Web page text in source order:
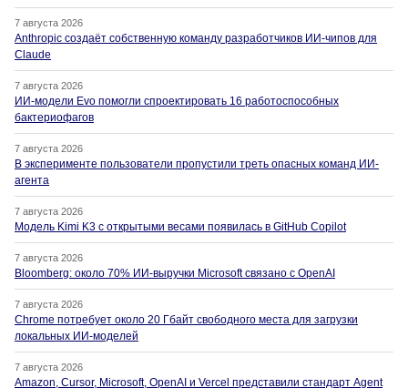
7 августа 2026
Anthropic создаёт собственную команду разработчиков ИИ-чипов для
Claude
7 августа 2026
ИИ-модели Evo помогли спроектировать 16 работоспособных
бактериофагов
7 августа 2026
В эксперименте пользователи пропустили треть опасных команд ИИ-
агента
7 августа 2026
Модель Kimi K3 с открытыми весами появилась в GitHub Copilot
7 августа 2026
Bloomberg: около 70% ИИ-выручки Microsoft связано с OpenAI
7 августа 2026
Chrome потребует около 20 Гбайт свободного места для загрузки
локальных ИИ-моделей
7 августа 2026
Amazon, Cursor, Microsoft, OpenAI и Vercel представили стандарт Agent